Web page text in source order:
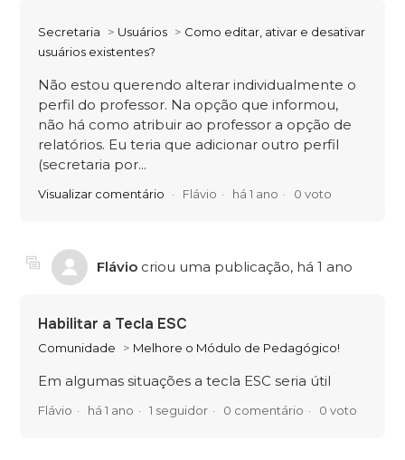
Secretaria Usuários
Como editar, ativar e desativar
usuários existentes?
Não estou querendo alterar individualmente o
perfil do professor. Na opção que informou,
não há como atribuir ao professor a opção de
relatórios. Eu teria que adicionar outro perfil
(secretaria por...
Visualizar comentário Flávio há 1 ano 0 voto
Flávio criou uma publicação, há 1 ano
Habilitar a Tecla ESC
Comunidade Melhore o Módulo de Pedagógico!
Em algumas situações a tecla ESC seria útil
Flávio há 1 ano 1 seguidor 0 comentário 0 voto